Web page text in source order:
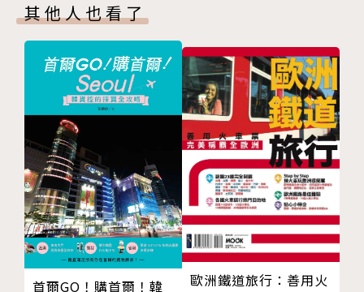
的旅程中，獲得的喜悅和意義。」更重要的，你還可以
從閱讀這本書中，獲得將自己的夢想，轉換為實際行動
的靈感和動力！
外號老黑，1960年出生於台北，師大附中、成功大學
畢業，在殼牌石油公司任職22年，曾擔任該公司在台
首位華人CEO、大中華區業務總經理，卻在45歲事業
頂峰之際，放下工作，與妻子Olivia移居南台灣。他積
極經營著退休後的樂活人生，省視內心渴求，並加以實
踐。
他不悔不棄考了三次才拿到高雄街頭藝人證，偶而會在
亞洲再見
CHAPTER 5 慢活，樂活，在船上
郵輪旅行知多少？
吃吧！吃吧！吃到爆
看不完，玩不完，學不完
船上是個小社會
重新尋找時間的意義
陸上旅行團？自由行？
英文要多流利才行？
環球買啤酒
享受「自由」
CHAPTER 6 沿海岸線漫步歐洲
義大利風情畫
其他人也看了
首爾GO！購首爾！韓
歐洲鐵道旅行：善用火